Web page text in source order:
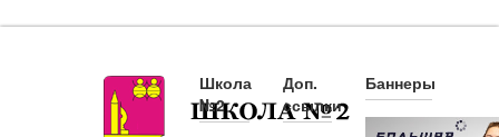
Школа
№2
Доп.
ссылки
Баннеры